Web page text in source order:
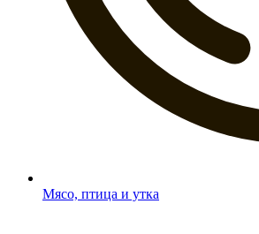
Мясо, птица и утка